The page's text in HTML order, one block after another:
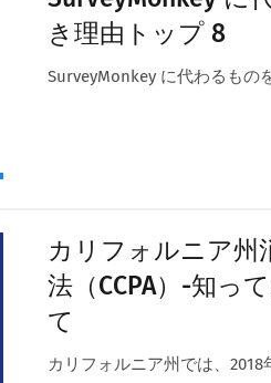
き理由トップ 8
SurveyMonkey に代わるもの
カリフォルニア州
法（CCPA）-知っ
て
カリフォルニア州では、